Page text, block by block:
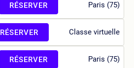
Paris (75)
RÉSERVER
Classe virtuelle
RÉSERVER
Paris (75)
RÉSERVER